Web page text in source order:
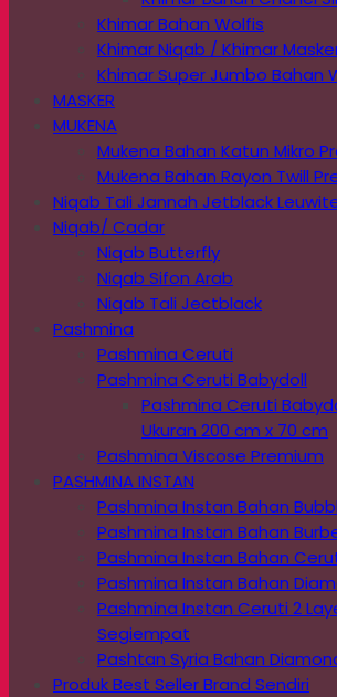
Khimar Bahan Wolfis
Khimar Niqab / Khimar
Khimar Super Jumbo Bahan
MASKER
MUKENA
Mukena Bahan Katun Mikro
Mukena Bahan Rayon Twill
Niqab Tali Jannah Jetblack
Niqab/ Cadar
Niqab Butterfly
Niqab Sifon Arab
Niqab Tali Jectblack
Pashmina
Pashmina Ceruti
Pashmina Ceruti Babydoll
Pashmina Ceruti
Ukuran 200 cm x 70 cm
Pashmina Viscose Premium
PASHMINA INSTAN
Pashmina Instan Bahan
Pashmina Instan Bahan
Pashmina Instan Bahan
Pashmina Instan Bahan
Pashmina Instan Ceruti 2
Segiempat
Pashtan Syria Bahan
Produk Best Seller Brand Sendiri